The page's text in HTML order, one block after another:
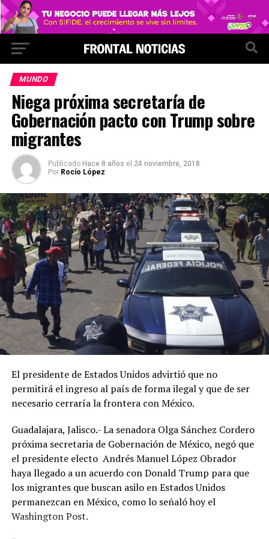
MUNDO
Niega próxima secretaría de
Gobernación pacto con Trump sobre
migrantes
Publicado Hace 8 años el 24 noviembre, 2018
Por Rocío López
El presidente de Estados Unidos advirtió que no
permitirá el ingreso al país de forma ilegal y que de ser
necesario cerraría la frontera con México.
Guadalajara, Jalisco.- La senadora Olga Sánchez Cordero
próxima secretaria de Gobernación de México, negó que
el presidente electo Andrés Manuel López Obrador
haya llegado a un acuerdo con Donald Trump para que
los migrantes que buscan asilo en Estados Unidos
permanezcan en México, como lo señaló hoy el
Washington Post.